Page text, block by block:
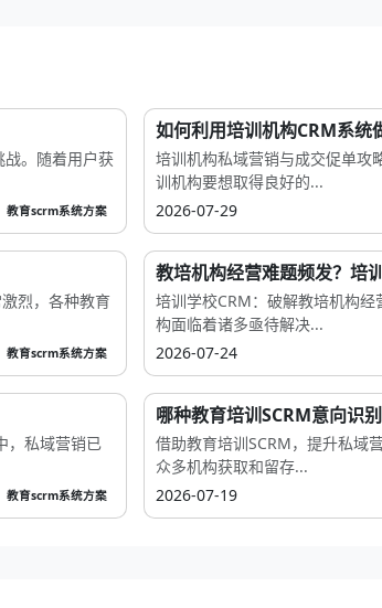
。随着用户获
教育scrm系统方案
如何利用培训机构CRM系统
培训机构私域营销与成交促单攻
训机构要想取得良好的...
2026-07-29
烈，各种教育
教育scrm系统方案
教培机构经营难题频发？培
培训学校CRM：破解教培机构
构面临着诸多亟待解决...
2026-07-24
，私域营销已
教育scrm系统方案
哪种教育培训SCRM意向识
借助教育培训SCRM，提升私域
众多机构获取和留存...
2026-07-19